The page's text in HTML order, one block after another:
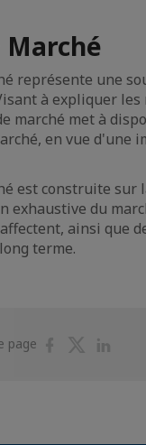
Marché
représente une
à expliquer les
marché met à
en vue d'une
est construite sur
exhaustive du
ainsi que
terme.
page
PartagerPartager